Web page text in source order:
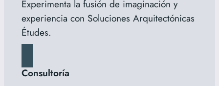
Experimenta la fusión de imaginación y
experiencia con Soluciones Arquitectónicas
Études.
Consultoría